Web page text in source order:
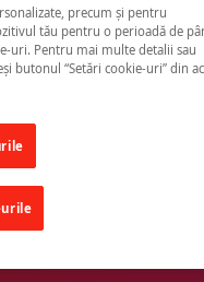
mesaje comerciale
.
contactat telefonic sau
de produsele si serviciile
Politica Edenred de
de la aceste
de jos a oricărui e-mail
precum și pentru
tău pentru o perioadă de
uri. Pentru mai multe detalii sau
butonul “Setări cookie-uri” din